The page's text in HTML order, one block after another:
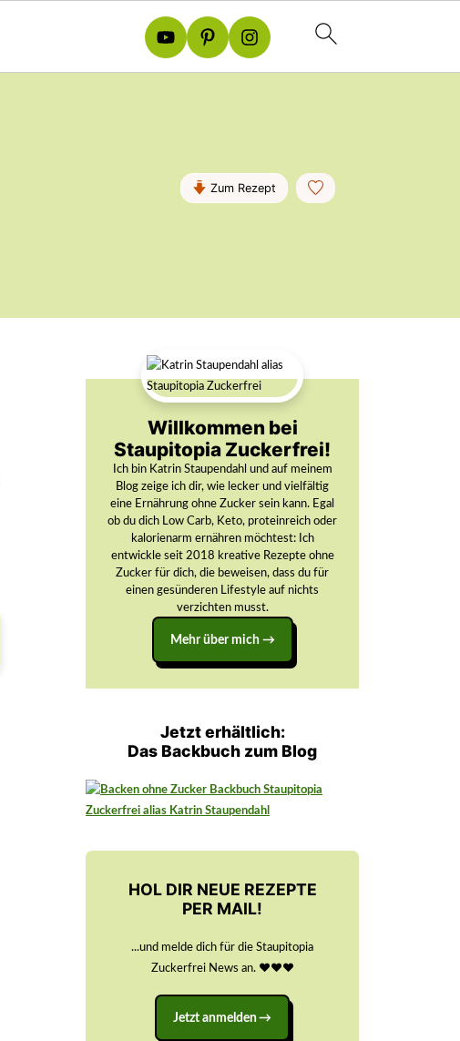
Zum Rezept
Willkommen bei
Staupitopia Zuckerfrei!
Ich bin Katrin Staupendahl und auf meinem
Blog zeige ich dir, wie lecker und vielfältig
eine Ernährung ohne Zucker sein kann. Egal
ob du dich Low Carb, Keto, proteinreich oder
kalorienarm ernähren möchtest: Ich
entwickle seit 2018 kreative Rezepte ohne
Zucker für dich, die beweisen, dass du für
einen gesünderen Lifestyle auf nichts
verzichten musst.
Mehr über mich →
Jetzt erhältlich:
Das Backbuch zum Blog
HOL DIR NEUE REZEPTE
PER MAIL!
...und melde dich für die Staupitopia
Zuckerfrei News an. ♥️♥️♥️
Jetzt anmelden